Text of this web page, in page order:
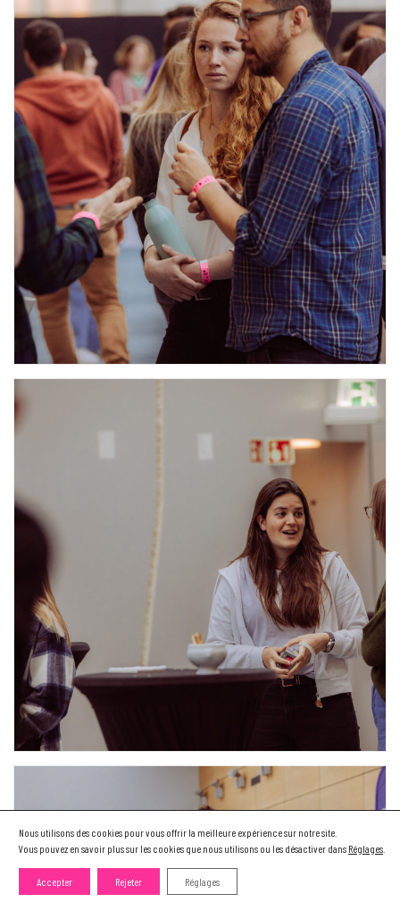
Nous utilisons des cookies pour vous offrir la meilleure expérience sur notre site.
Vous pouvez en savoir plus sur les cookies que nous utilisons ou les désactiver dans Réglages
Accepter Rejeter Réglages